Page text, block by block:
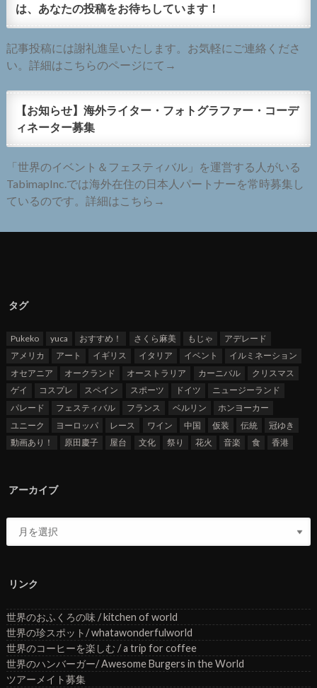
は、あなたの投稿をお待ちしています！
記事投稿には謝礼進呈いたします。お気軽にご連絡くださ
い。詳細はこちらのページにて→
【お知らせ】海外ライター・フォトグラファー・コーデ
ィネーター募集
「世界のイベント＆フェスティバル」を運営する人がいる
TabimapInc.では海外在住の日本人パートナーを常時募集し
ているのです。詳細はこちら→
タグ
Pukeko yuca おすすめ！ さくら麻美 もじゃ
アデレード
アメリカ
アート イギリス イタリア イベント
イルミネーション
オセアニア
オークランド オーストラリア カーニバル
クリスマス
ゲイ
コスプレ スペイン スポーツ ドイツ
ニュージーランド
パレード
フェスティバル フランス ベルリン
ホンヨーカー
ユニーク
ヨーロッパ レース ワイン 中国 仮装 伝統
冠ゆき
動画あり！
原田慶子 屋台 文化 祭り 花火 音楽 食 香港
アーカイブ
リンク
世界のおふくろの味 / kitchen of world
世界の珍スポット/ whatawonderfulworld
世界のコーヒーを楽しむ / a trip for coffee
世界のハンバーガー/ Awesome Burgers in the World
ツアーメイト募集